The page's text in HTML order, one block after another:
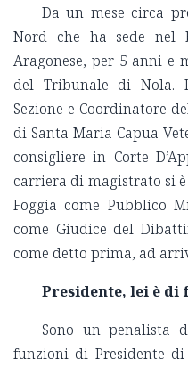
Da un mese circa
Nord che ha sede nel
Aragonese, per 5 anni e
del Tribunale di Nola.
Sezione e Coordinatore
di Santa Maria Capua
consigliere in Corte
carriera di magistrato si
Foggia come Pubblico
come Giudice del
come detto prima, ad
Presidente, lei è di
Sono un penalista
funzioni di Presidente